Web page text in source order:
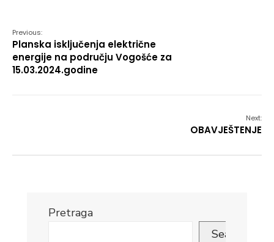
Previous:
Planska isključenja električne
energije na području Vogošće za
15.03.2024.godine
Next:
OBAVJEŠTENJE
Pretraga
Search